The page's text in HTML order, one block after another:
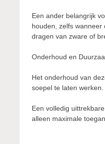
Een ander belangrijk
houden, zelfs
dragen van zware of
Onderhoud en
Het onderhoud van
soepel te laten
Een volledig
alleen maximale